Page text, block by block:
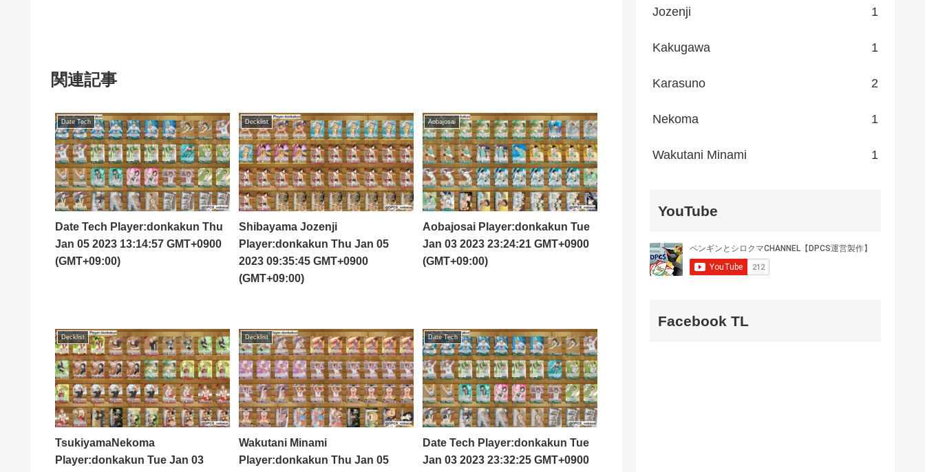
関連記事
Date Tech
Date Tech Player:donkakun Thu
Jan 05 2023 13:14:57 GMT+0900
(GMT+09:00)
Decklist
Shibayama Jozenji
Player:donkakun Thu Jan 05
2023 09:35:45 GMT+0900
(GMT+09:00)
Aobajosai
Aobajosai Player:donkakun Tue
Jan 03 2023 23:24:21 GMT+0900
(GMT+09:00)
Decklist
TsukiyamaNekoma
Player:donkakun Tue Jan 03
Decklist
Wakutani Minami
Player:donkakun Thu Jan 05
Date Tech
Date Tech Player:donkakun Tue
Jan 03 2023 23:32:25 GMT+0900
Jozenji 1
Kakugawa 1
Karasuno 2
Nekoma 1
Wakutani Minami 1
YouTube
Facebook TL